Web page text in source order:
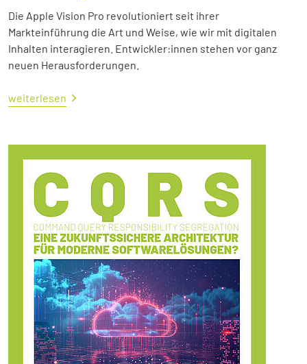
Die Apple Vision Pro revolutioniert seit ihrer
Markteinführung die Art und Weise, wie wir mit digitalen
Inhalten interagieren. Entwickler:innen stehen vor ganz
neuen Herausforderungen.
weiterlesen